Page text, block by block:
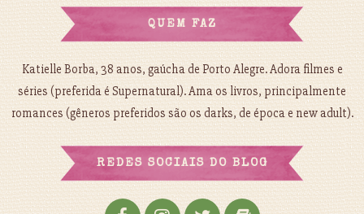
QUEM FAZ
Katielle Borba, 38 anos, gaúcha de Porto Alegre. Adora filmes e
séries (preferida é Supernatural). Ama os livros, principalmente
romances (gêneros preferidos são os darks, de época e new adult).
REDES SOCIAIS DO BLOG